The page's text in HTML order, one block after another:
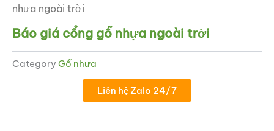
nhựa ngoài trời
Báo giá cổng gỗ nhựa ngoài trời
Category Gỗ nhựa
Liên hệ Zalo 24/7